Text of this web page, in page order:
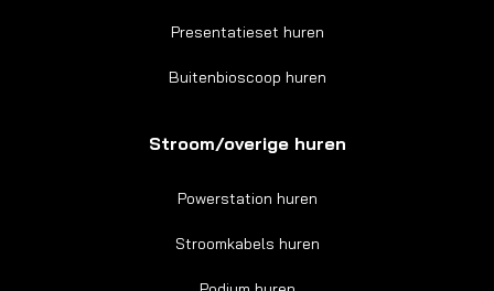
Presentatieset huren
Buitenbioscoop huren
Stroom/overige huren
Powerstation huren
Stroomkabels huren